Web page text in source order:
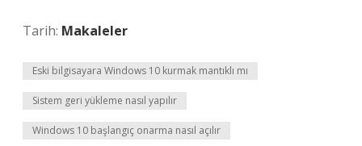
Tarih: Makaleler
Eski bilgisayara Windows 10 kurmak mantıklı mı
Sistem geri yükleme nasıl yapılır
Windows 10 başlangıç onarma nasıl açılır